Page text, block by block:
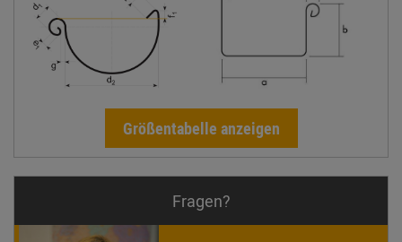
Größentabelle anzeigen
Fragen?